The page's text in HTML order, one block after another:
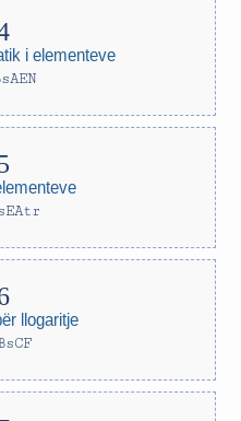
i elementeve
llogaritje